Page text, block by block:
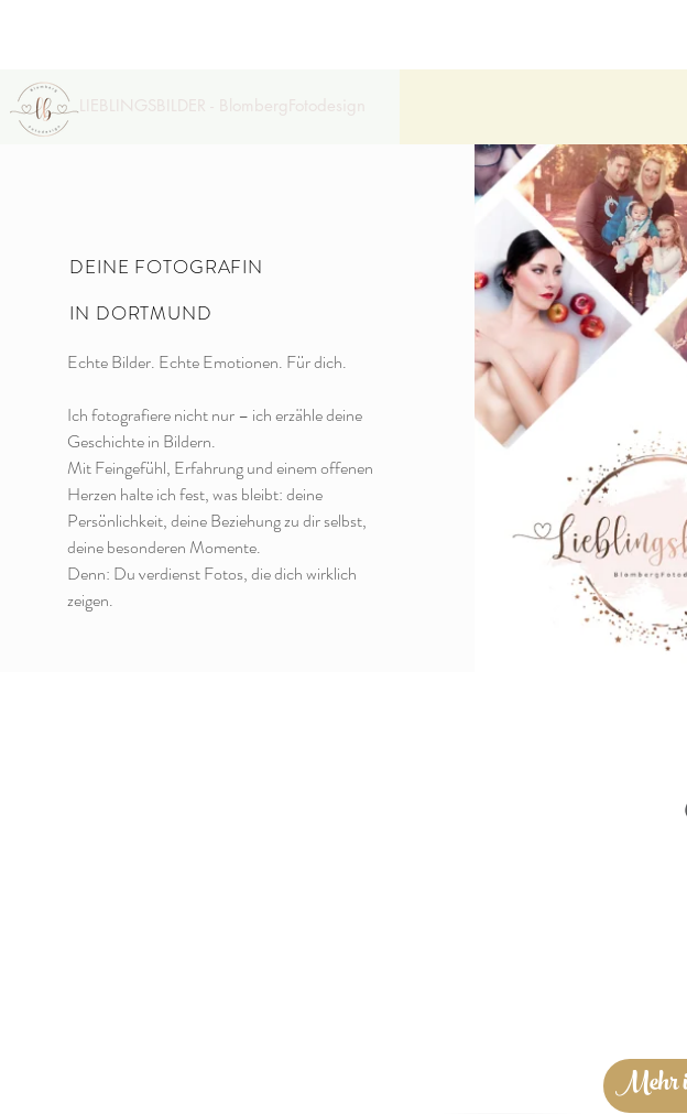
LIEBLINGSBILDER - BlombergFotodesign
DEINE FOTOGRAFIN
IN DORTMUND
Echte Bilder. Echte Emotionen. Für dich.
Ich fotografiere nicht nur – ich erzähle deine
Geschichte in Bildern.
Mit Feingefühl, Erfahrung und einem offenen
Herzen halte ich fest, was bleibt: deine
Persönlichkeit, deine Beziehung zu dir selbst,
deine besonderen Momente.
Denn: Du verdienst Fotos, die dich wirklich
zeigen.
Mehr